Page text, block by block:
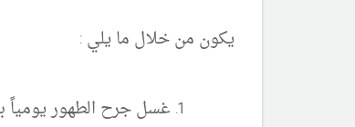
يكون من خلال ما يلي :
غسل جرح الطهور